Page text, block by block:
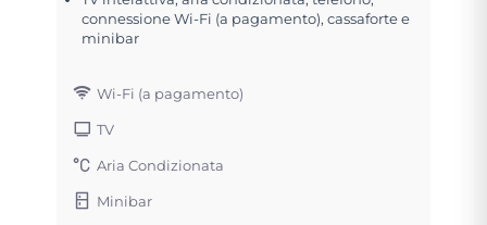
connessione Wi-Fi (a pagamento), cassaforte e
minibar
Wi-Fi (a pagamento)
TV
Aria Condizionata
Minibar